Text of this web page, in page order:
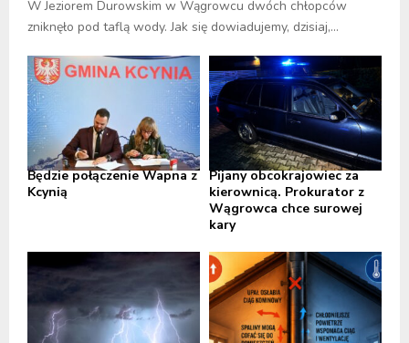
W Jeziorem Durowskim w Wągrowcu dwóch chłopców
zniknęło pod taflą wody. Jak się dowiadujemy, dzisiaj,...
Będzie połączenie Wapna z
Kcynią
Pijany obcokrajowiec za
kierownicą. Prokurator z
Wągrowca chce surowej
kary